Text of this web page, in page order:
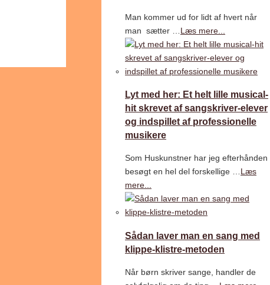
Man kommer ud for lidt af hvert når
man sætter … Læs mere...
Lyt med her: Et helt lille musical-
hit skrevet af sangskriver-elever
og indspillet af professionelle
musikere
Som Huskunstner har jeg efterhånden
besøgt en hel del forskellige …Læs
mere...
Sådan laver man en sang med
klippe-klistre-metoden
Når børn skriver sange, handler de